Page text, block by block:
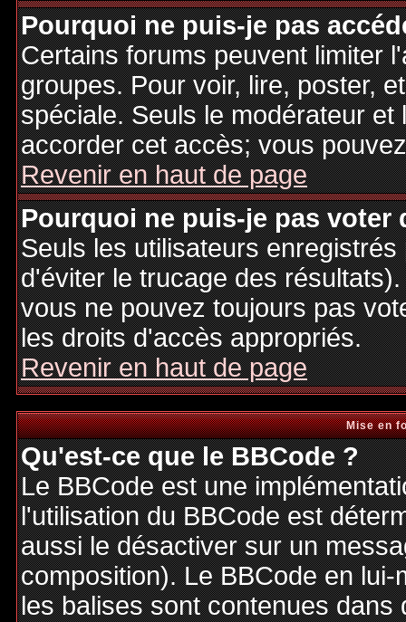
Pourquoi ne puis-je pas
Certains forums peuvent limiter
groupes. Pour voir, lire, poster,
spéciale. Seuls le modérateur
accorder cet accès; vous
Revenir en haut de page
Pourquoi ne puis-je pas voter
Seuls les utilisateurs
d'éviter le trucage des
vous ne pouvez toujours pas
les droits d'accès appropriés.
Revenir en haut de page
Mise en
Qu'est-ce que le BBCode ?
Le BBCode est une
l'utilisation du BBCode est
aussi le désactiver sur un
composition). Le BBCode en
les balises sont contenues